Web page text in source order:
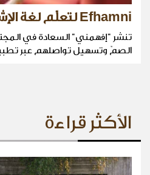
Efhamni لتعلّم لغة الإشارات
تنشر "إفهمني" السعادة في
الصمّ وتسهيل تواصلهم عبر
الأكثر قراءة